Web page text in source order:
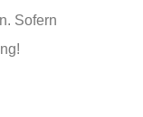
Sofern